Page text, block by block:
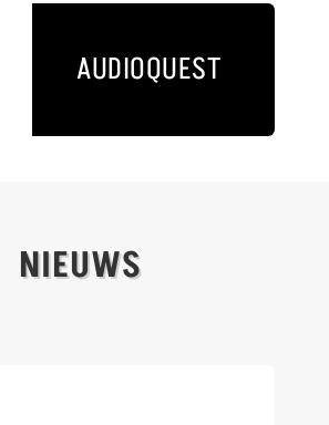
AUDIOQUEST
NIEUWS